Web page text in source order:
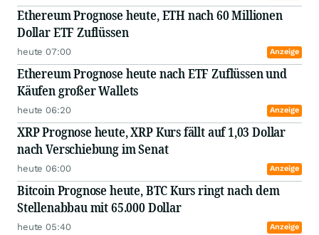
Ethereum Prognose heute, ETH nach 60 Millionen
Dollar ETF Zuflüssen
heute 07:00 Anzeige
Ethereum Prognose heute nach ETF Zuflüssen und
Käufen großer Wallets
heute 06:20 Anzeige
XRP Prognose heute, XRP Kurs fällt auf 1,03 Dollar
nach Verschiebung im Senat
heute 06:00 Anzeige
Bitcoin Prognose heute, BTC Kurs ringt nach dem
Stellenabbau mit 65.000 Dollar
heute 05:40 Anzeige